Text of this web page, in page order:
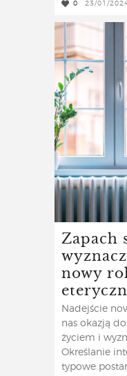
0 23/01/
Zapach
nowy
Nadejście
nas okazją
życiem i
Określanie
typowe